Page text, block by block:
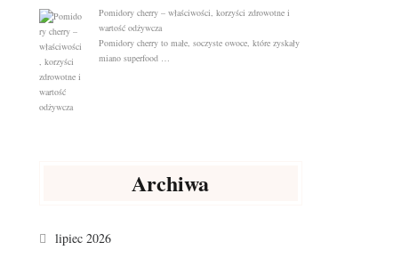
Pomidory cherry – właściwości, korzyści zdrowotne i
wartość odżywcza
Pomidory cherry to małe, soczyste owoce, które zyskały
miano superfood …
Archiwa
lipiec 2026